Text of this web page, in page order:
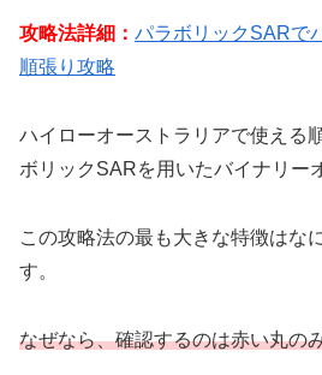
攻略法詳細： パラボリックSARで
順張り攻略
ハイローオーストラリアで使える
ボリックSARを用いたバイナリー
この攻略法の最も大きな特徴はな
す。
なぜなら、確認するのは赤い丸の